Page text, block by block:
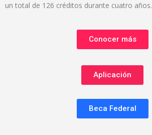
un total de 126 créditos durante cuatro años.
Conocer más
Aplicación
Beca Federal